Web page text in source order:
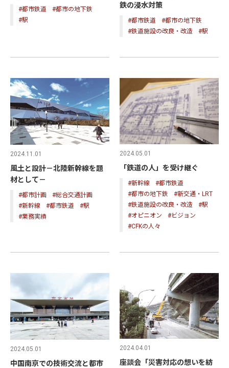
#都市鉄道
#都市の地下鉄
#駅
鉄の浸水対策
#都市鉄道
#都市の地下鉄
#鉄道施設の改良・改造
#駅
2024.11.01
風土と設計－北陸新幹線を題
材として－
#都市計画
#総合交通計画
#新幹線
#都市鉄道
#駅
#業務実績
2024.05.01
「鉄道の人」を受け継ぐ
#新幹線
#都市鉄道
#都市の地下鉄
#新交通・LRT
#鉄道施設の改良・改造
#駅
#オピニオン
#ビジョン
#CFKの人々
2024.05.01
中国南京での技術交流と都市
2024.04.01
座談会「災害対応の想いを紡